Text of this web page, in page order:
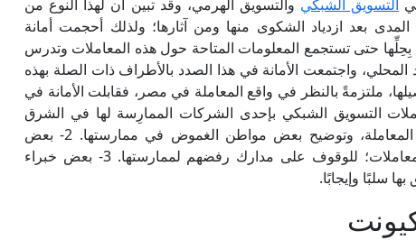
التسويق الشبكي والتسويق الهرمي، وقد تبين أن لهذا النوع من
المدى بعد ازدياد الشكوى منها ومن آثارها؛ ولذلك أحجمت أمانة
بِحِلِّها حتى تستجمع المعلومات المتاحة حول هذه المعاملات وتدرس
المحلي، واجتمعت الأمانة في هذا الصدد بالأطراف ذات الصلة بهذه
ملتزمةً بالنظر في واقع المعاملة في مصر، فقابلت الأمانة في
معاملات التسويق الشبكي بإحدى الشركات الممارِسة لها في الشرق
الأوسط؛ لبيان الإجراءات التي تتم من خلالها المعاملة، وتوضيح بعض مواطن الغموض في ممارستها. 2- بعض
الأطراف المعارضة لممارسة هذا النوع من المعاملات؛ للوقوف على مدارك رفضهم لممارستها. 3- بعض خبراء
سلبًا وإيجابًا.